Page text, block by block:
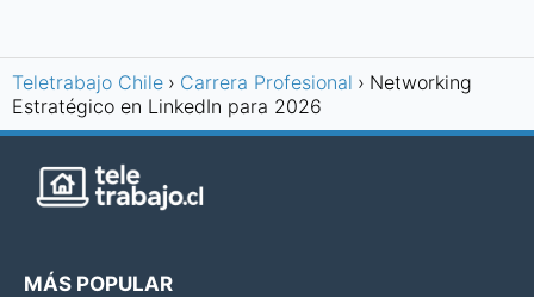
Teletrabajo Chile Carrera Profesional
Networking
Estratégico en LinkedIn para 2026
MÁS POPULAR